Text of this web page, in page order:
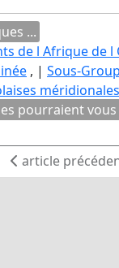
...
de l Afrique de
, | Sous-
méridionales
pourraient
article